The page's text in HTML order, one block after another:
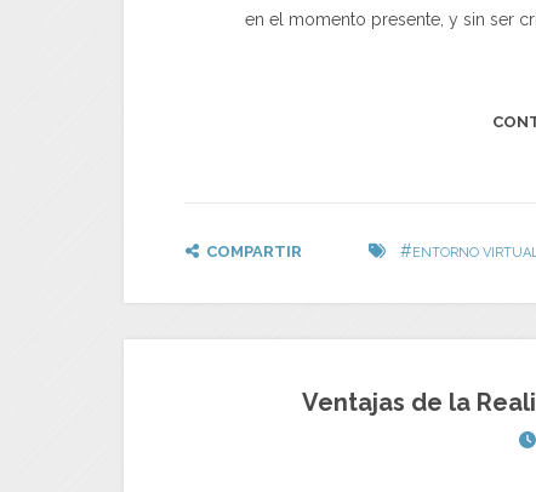
en el momento presente, y sin ser
#ENTORNO
COMPARTIR
Ventajas de la